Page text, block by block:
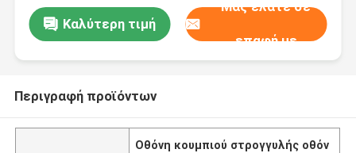
Καλύτερη τιμή
Μας ελάτε σε
επαφή με
Περιγραφή προϊόντων
Οθόνη κουμπιού στρογγυλής οθόν